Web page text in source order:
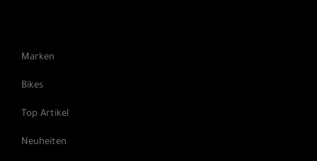
Marken
Bikes
Top Artikel
Neuheiten